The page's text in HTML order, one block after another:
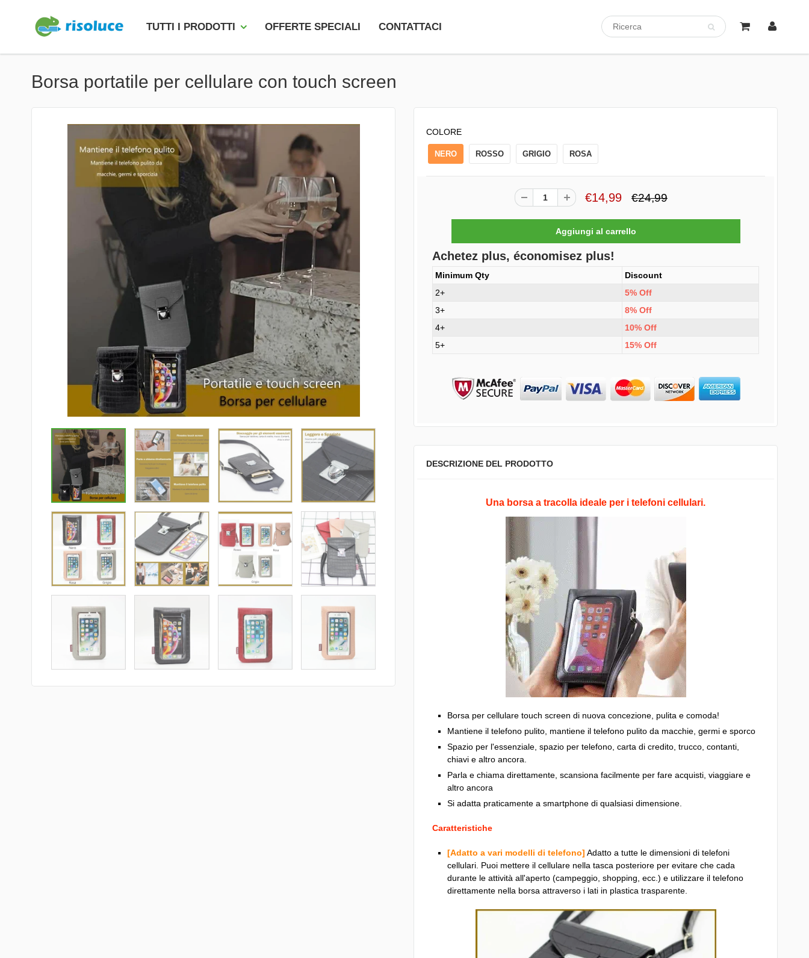
TUTTI I PRODOTTI OFFERTE SPECIALI CONTATTACI
Borsa portatile per cellulare con touch screen
COLORE
NERO ROSSO GRIGIO ROSA
€14,99 €24,99
Achetez plus, économisez plus!
Minimum Qty
Discount
2+
5% Off
3+
8% Off
4+
10% Off
5+
15% Off
DESCRIZIONE DEL PRODOTTO
Una borsa a tracolla ideale per i telefoni cellulari.
Borsa per cellulare touch screen di nuova concezione, pulita e comoda!
Mantiene il telefono pulito, mantiene il telefono pulito da macchie, germi e sporco
Spazio per l'essenziale, spazio per telefono, carta di credito, trucco, contanti,
chiavi e altro ancora.
Parla e chiama direttamente, scansiona facilmente per fare acquisti, viaggiare e
altro ancora
Si adatta praticamente a smartphone di qualsiasi dimensione.
Caratteristiche
[Adatto a vari modelli di telefono] Adatto a tutte le dimensioni di telefoni
cellulari. Puoi mettere il cellulare nella tasca posteriore per evitare che cada
durante le attività all'aperto (campeggio, shopping, ecc.) e utilizzare il telefono
direttamente nella borsa attraverso i lati in plastica trasparente.